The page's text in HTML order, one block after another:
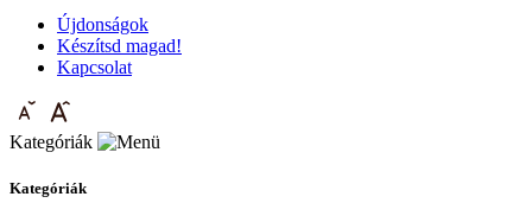
Újdonságok
Készítsd magad!
Kapcsolat
Kategóriák
Kategóriák